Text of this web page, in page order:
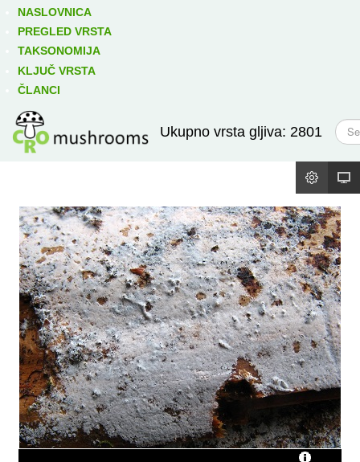
NASLOVNICA
PREGLED VRSTA
TAKSONOMIJA
KLJUČ VRSTA
ČLANCI
Ukupno vrsta gljiva: 2801
T
r
ž
Izravno podređene niže takse: